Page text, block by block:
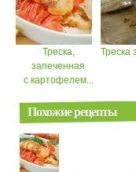
Треска,
запеченная
с картофелем...
Треска
Похожие рецепты